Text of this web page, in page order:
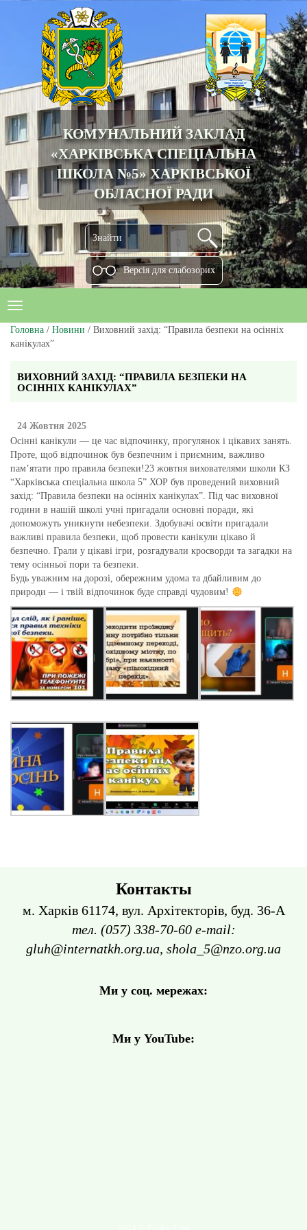
КОМУНАЛЬНИЙ ЗАКЛАД
«ХАРКІВСЬКА СПЕЦІАЛЬНА
ШКОЛА №5» ХАРКІВСЬКОЇ
ОБЛАСНОЇ РАДИ
Версiя для слабозорих
Головна / Новини / Виховний захід: “Правила безпеки на осінніх
канікулах”
ВИХОВНИЙ ЗАХІД: “ПРАВИЛА БЕЗПЕКИ НА
ОСІННІХ КАНІКУЛАХ”
24 Жовтня 2025
Осінні канікули — це час відпочинку, прогулянок і цікавих занять.
Проте, щоб відпочинок був безпечним і приємним, важливо
пам’ятати про правила безпеки!23 жовтня вихователями школи КЗ
“Харківська спеціальна школа 5” ХОР був проведений виховний
захід: “Правила безпеки на осінніх канікулах”. Під час виховної
години в нашій школі учні пригадали основні поради, які
допоможуть уникнути небезпеки. Здобувачі освіти пригадали
важливі правила безпеки, щоб провести канікули цікаво й
безпечно. Грали у цікаві ігри, розгадували кросворди та загадки на
тему осінньої пори та безпеки.
Будь уважним на дорозі, обережним удома та дбайливим до
природи — і твій відпочинок буде справді чудовим!
Контакты
м. Харків 61174, вул. Архітекторів, буд. 36-А
тел. (057) 338-70-60 e-mail:
gluh@internatkh.org.ua, shola_5@nzo.org.ua
Ми у соц. мережах:
Ми у YouTube: